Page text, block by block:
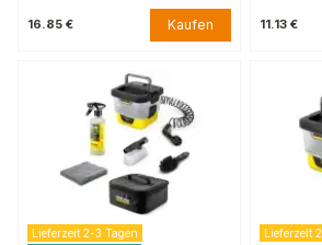
16.85 € Kaufen 11.13 €
Lieferzeit 2-3 Tagen
Lieferzeit